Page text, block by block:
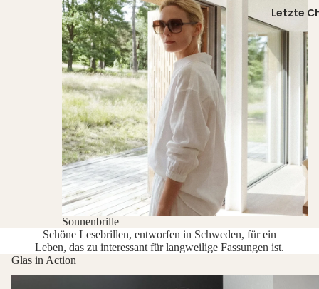
Letzte
Sonnenbrille
Schöne Lesebrillen, entworfen in Schweden, für ein
Leben, das zu interessant für langweilige Fassungen ist.
Glas in Action